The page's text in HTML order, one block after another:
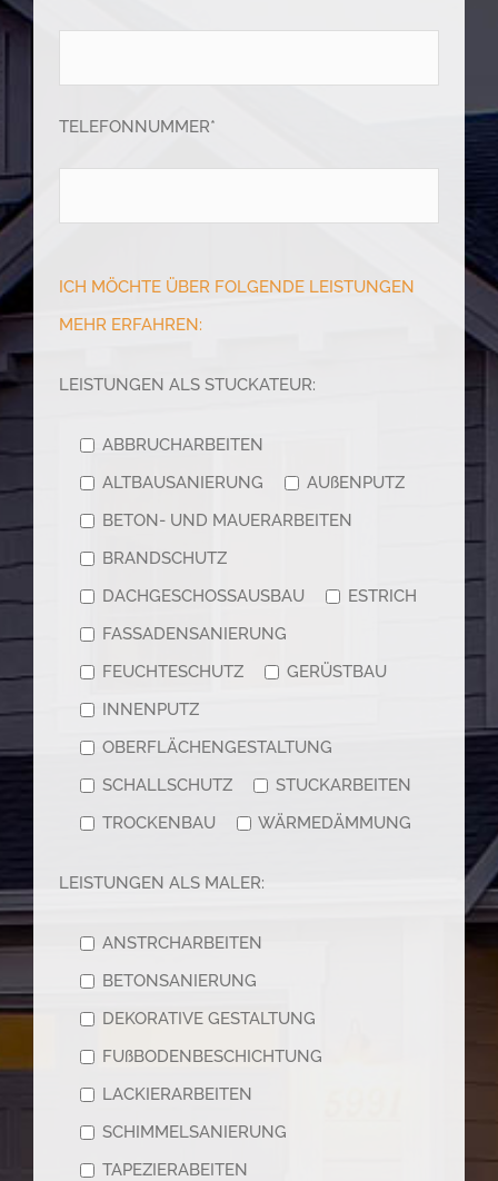
TELEFONNUMMER*
ICH MÖCHTE ÜBER FOLGENDE LEISTUNGEN
MEHR ERFAHREN:
LEISTUNGEN ALS STUCKATEUR:
ABBRUCHARBEITEN
ALTBAUSANIERUNG
AUßENPUTZ
BETON- UND MAUERARBEITEN
BRANDSCHUTZ
DACHGESCHOSSAUSBAU
ESTRICH
FASSADENSANIERUNG
FEUCHTESCHUTZ
GERÜSTBAU
INNENPUTZ
OBERFLÄCHENGESTALTUNG
SCHALLSCHUTZ
STUCKARBEITEN
TROCKENBAU
WÄRMEDÄMMUNG
LEISTUNGEN ALS MALER:
ANSTRCHARBEITEN
BETONSANIERUNG
DEKORATIVE GESTALTUNG
FUßBODENBESCHICHTUNG
LACKIERARBEITEN
SCHIMMELSANIERUNG
TAPEZIERABEITEN